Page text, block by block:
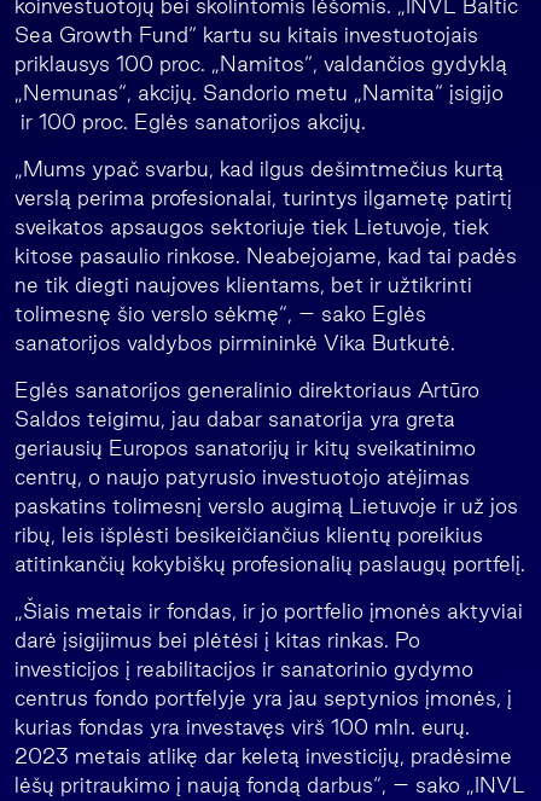
koinvestuotojų bei skolintomis lėšomis. „INVL Baltic
Sea Growth Fund“ kartu su kitais investuotojais
priklausys 100 proc. „Namitos“, valdančios gydyklą
„Nemunas“, akcijų. Sandorio metu „Namita“ įsigijo
ir 100 proc. Eglės sanatorijos akcijų.
„Mums ypač svarbu, kad ilgus dešimtmečius kurtą
verslą perima profesionalai, turintys ilgametę patirtį
sveikatos apsaugos sektoriuje tiek Lietuvoje, tiek
kitose pasaulio rinkose. Neabejojame, kad tai padės
ne tik diegti naujoves klientams, bet ir užtikrinti
tolimesnę šio verslo sėkmę“, – sako Eglės
sanatorijos valdybos pirmininkė Vika Butkutė.
Eglės sanatorijos generalinio direktoriaus Artūro
Saldos teigimu, jau dabar sanatorija yra greta
geriausių Europos sanatorijų ir kitų sveikatinimo
centrų, o naujo patyrusio investuotojo atėjimas
paskatins tolimesnį verslo augimą Lietuvoje ir už jos
ribų, leis išplėsti besikeičiančius klientų poreikius
atitinkančių kokybiškų profesionalių paslaugų portfelį.
„Šiais metais ir fondas, ir jo portfelio įmonės aktyviai
darė įsigijimus bei plėtėsi į kitas rinkas. Po
investicijos į reabilitacijos ir sanatorinio gydymo
centrus fondo portfelyje yra jau septynios įmonės, į
kurias fondas yra investavęs virš 100 mln. eurų.
2023 metais atlikę dar keletą investicijų, pradėsime
lėšų pritraukimo į naują fondą darbus“, – sako „INVL